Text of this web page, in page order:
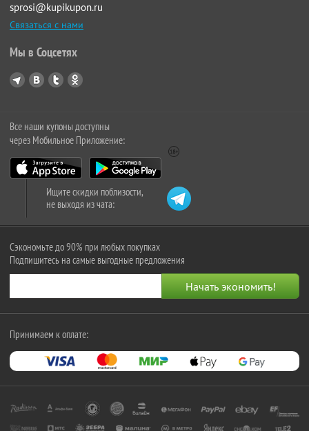
sprosi@kupikupon.ru
Связаться с нами
Мы в Соцсетях
Все наши купоны доступны
через Мобильное Приложение:
Ищите скидки поблизости,
не выходя из чата:
Сэкономьте до 90% при любых покупках
Подпишитесь на самые выгодные предложения
Принимаем к оплате: